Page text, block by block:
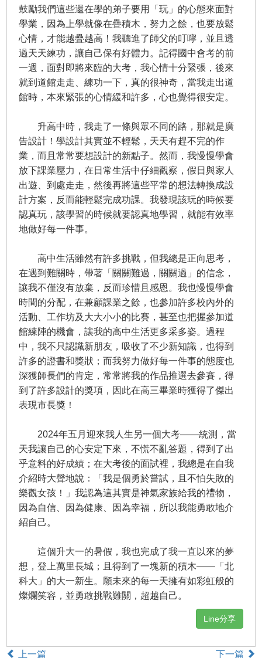
鼓勵我們這些還在學的弟子要用「玩」的心態來面對
學業，因為上學就像在疊積木，努力之餘，也要放鬆
心情，才能越疊越高！我聽進了師父的叮嚀，並且透
過天天練功，讓自己保有好體力。記得國中會考的前
一週，面對即將來臨的大考，我心情十分緊張，後來
就到道館走走、練功一下，真的很神奇，當我走出道
館時，本來緊張的心情緩和許多，心也覺得很安定。
升高中時，我走了一條與眾不同的路，那就是廣
告設計！學設計其實並不輕鬆，天天有趕不完的作
業，而且常常要想設計的新點子。然而，我慢慢學會
放下課業壓力，在日常生活中仔細觀察，假日與家人
出遊、到處走走，然後再將這些平常的想法轉換成設
計方案，反而能輕鬆完成功課。我發現該玩的時候要
認真玩，該學習的時候就要認真地學習，就能有效率
地做好每一件事。
高中生活雖然有許多挑戰，但我總是正向思考，
在遇到難關時，帶著「關關難過，關關過」的信念，
讓我不僅沒有放棄，反而珍惜且感恩。我也慢慢學會
時間的分配，在兼顧課業之餘，也參加許多校內外的
活動、工作坊及大大小小的比賽，甚至也把握參加道
館練陣的機會，讓我的高中生活更多采多姿。過程
中，我不只認識新朋友，吸收了不少新知識，也得到
許多的證書和獎狀；而我努力做好每一件事的態度也
深獲師長們的肯定，常常將我的作品推選去參賽，得
到了許多設計的獎項，因此在高三畢業時獲得了傑出
表現市長獎！
2024年五月迎來我人生另一個大考——統測，當
天我讓自己的心安定下來，不慌不亂答題，得到了出
乎意料的好成績；在大考後的面試裡，我總是在自我
介紹時大聲地說：「我是個勇於嘗試，且不怕失敗的
樂觀女孩！」我認為這其實是神氣家族給我的禮物，
因為自信、因為健康、因為幸福，所以我能勇敢地介
紹自己。
這個升大一的暑假，我也完成了我一直以來的夢
想，登上萬里長城；且得到了一塊新的積木——「北
科大」的大一新生。願未來的每一天擁有如彩虹般的
燦爛笑容，並勇敢挑戰難關，超越自己。
Line分享
上一篇 下一篇